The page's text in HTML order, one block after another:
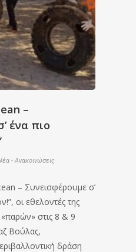
–
ένα πιο
- Ανακοινώσεις
– Συνεισφέρουμε σ’
οι εθελοντές της
στις 8 & 9
Βούλας,
δράση